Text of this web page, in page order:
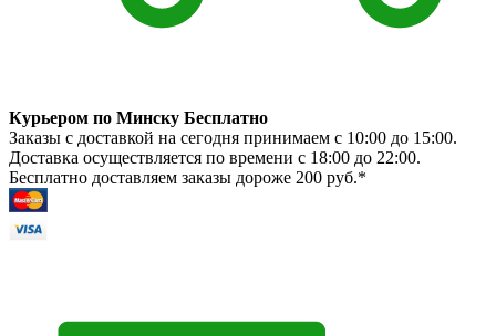
Курьером по Минску Бесплатно
Заказы с доставкой на сегодня принимаем с 10:00 до 15:00.
Доставка осуществляется по времени с 18:00 до 22:00.
Бесплатно доставляем заказы дороже 200 руб.*